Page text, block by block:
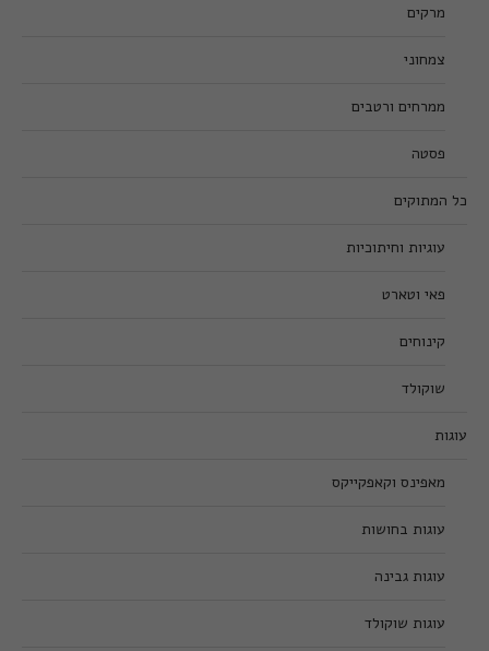
מרקים
צמחוני
ממרחים ורטבים
פסטה
כל המתוקים
עוגיות וחיתוכיות
פאי וטארט
קינוחים
שוקולד
עוגות
מאפינס וקאפקייקס
עוגות בחושות
עוגות גבינה
עוגות שוקולד